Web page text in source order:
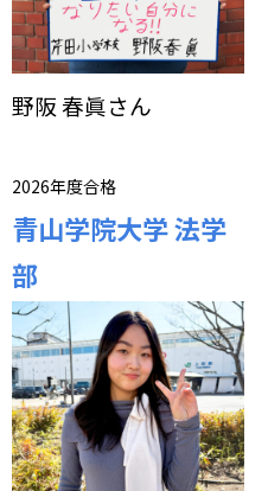
野阪 春眞さん
2026年度合格
青山学院大学 法学
部